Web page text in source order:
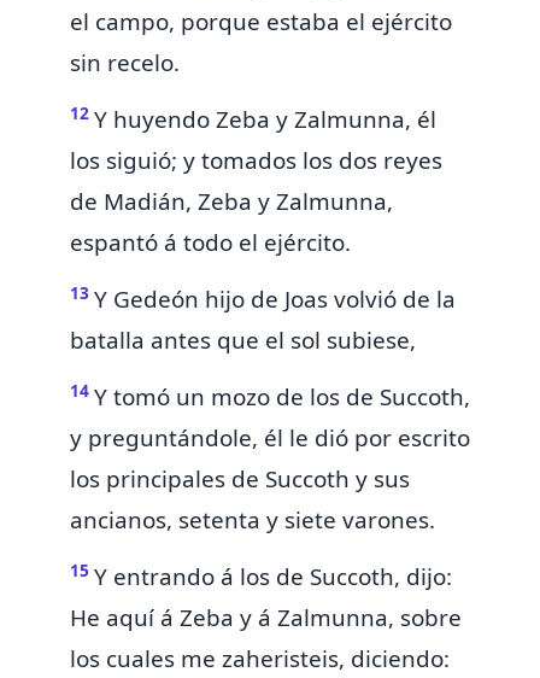
el campo, porque estaba el ejército
sin recelo.
12 Y huyendo Zeba y Zalmunna, él
los siguió; ytomados los dos reyes
de Madián, Zeba y Zalmunna,
espantó á todo el ejército.
13 Y Gedeón hijo de Joas volvió de la
batalla antes que el sol subiese,
14 Y tomó un mozo de los de Succoth,
y preguntándole, él le dió por escrito
los principales de Succoth y sus
ancianos, setenta y siete varones.
15 Y entrando á los de Succoth, dijo:
He aquí á Zeba y á Zalmunna, sobre
los cuales me zaheristeis, diciendo: